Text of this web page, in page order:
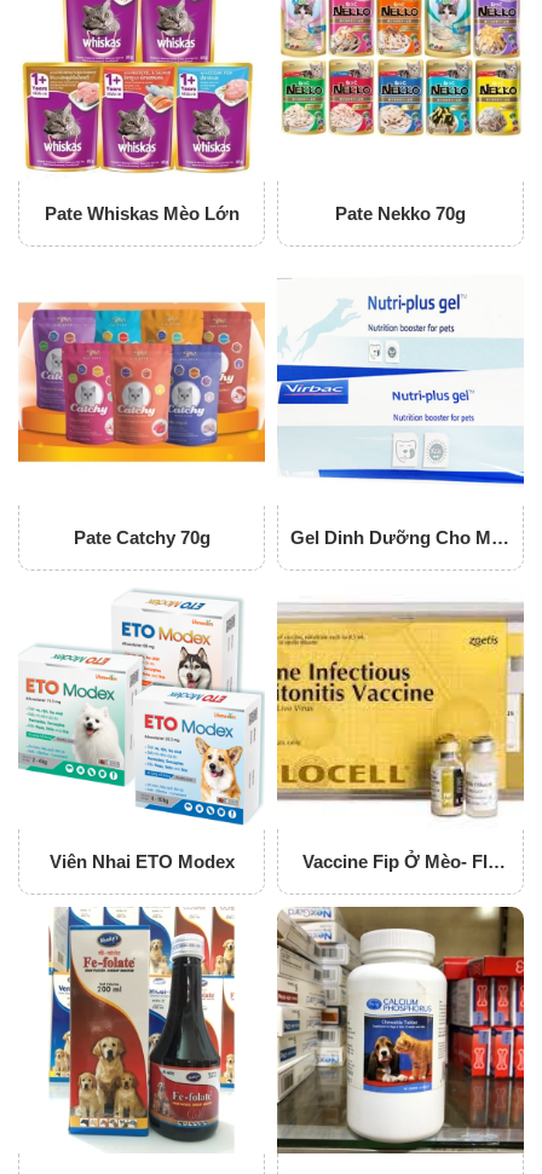
Pate Whiskas Mèo Lớn Pate Nekko 70g
Pate Catchy 70g
Gel Dinh Dưỡng Cho Mèo
Viên Nhai ETO Modex
Vaccine Fip Ở Mèo- FIP